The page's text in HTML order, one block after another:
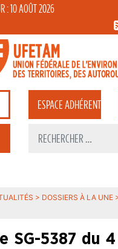
: 10 AOÛT 2026
ESPACEADHÉRENT
> DOSSIERS À LA UNE
SG-5387 du